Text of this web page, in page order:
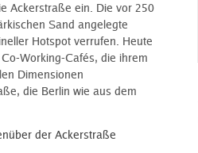
Ackerstraße ein. Die vor 250
Sand angelegte
Hotspot verrufen. Heute
Working-Cafés, die ihrem
Dimensionen
die Berlin wie aus dem
der Ackerstraße